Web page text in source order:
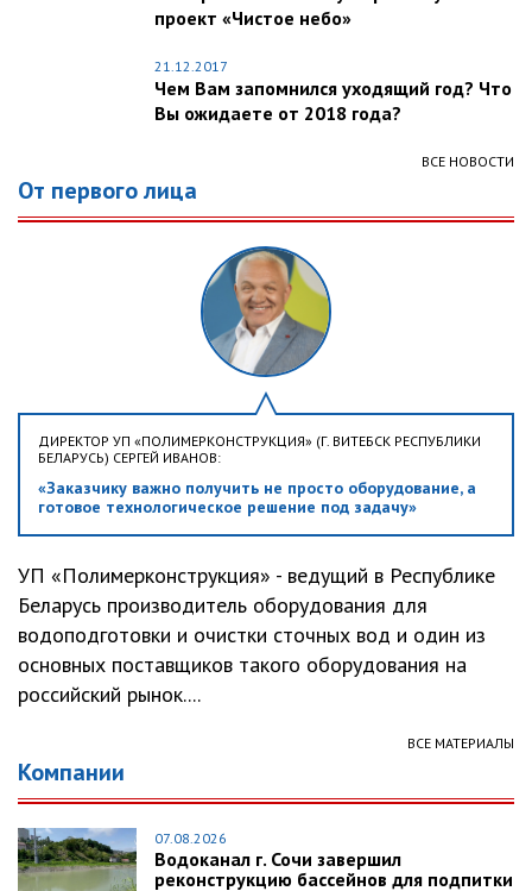
проект «Чистое небо»
21.12.2017
Чем Вам запомнился уходящий год? Что
Вы ожидаете от 2018 года?
ВСЕ НОВОСТИ
От первого лица
ДИРЕКТОР УП «ПОЛИМЕРКОНСТРУКЦИЯ» (Г. ВИТЕБСК РЕСПУБЛИКИ
БЕЛАРУСЬ) СЕРГЕЙ ИВАНОВ:
«Заказчику важно получить не просто оборудование, а
готовое технологическое решение под задачу»
УП «Полимерконструкция» - ведущий в Республике
Беларусь производитель оборудования для
водоподготовки и очистки сточных вод и один из
основных поставщиков такого оборудования на
российский рынок....
ВСЕ МАТЕРИАЛЫ
Компании
07.08.2026
Водоканал г. Сочи завершил
реконструкцию бассейнов для подпитки